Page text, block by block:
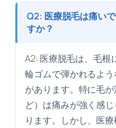
Q2: 医療脱毛は痛い
すか？
A2: 医療脱毛は、毛根
輪ゴムで弾かれるよ
があります。特に毛
ど）は痛みが強く感
ります。しかし、医